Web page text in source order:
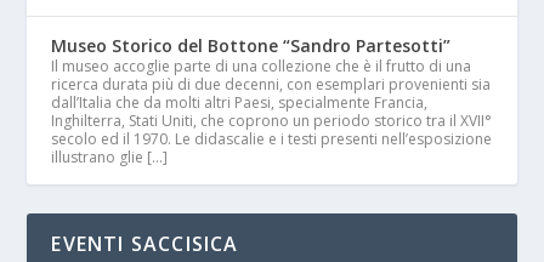
Museo Storico del Bottone “Sandro Partesotti”
Il museo accoglie parte di una collezione che è il frutto di una
ricerca durata più di due decenni, con esemplari provenienti sia
dall’Italia che da molti altri Paesi, specialmente Francia,
Inghilterra, Stati Uniti, che coprono un periodo storico tra il XVII°
secolo ed il 1970. Le didascalie e i testi presenti nell’esposizione
illustrano glie […]
EVENTI SACCISICA